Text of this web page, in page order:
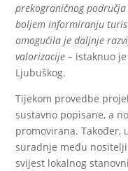
prekograničnog
boljem informiranju
omogućila je daljnje
valorizacije – istaknuo
Ljubuškog.
Tijekom provedbe
sustavno popisane, a
promovirana. Također,
suradnje među
svijest lokalnog